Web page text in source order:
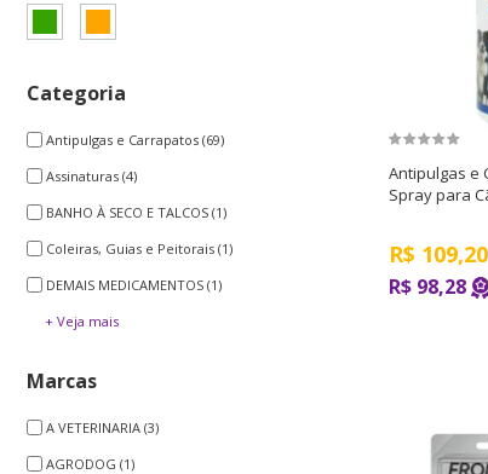
Categoria
Antipulgas e Carrapatos (69)
Assinaturas (4)
BANHO À SECO E TALCOS (1)
Coleiras, Guias e Peitorais (1)
DEMAIS MEDICAMENTOS (1)
+ Veja mais
Marcas
A VETERINARIA (3)
AGRODOG (1)
Antipulgas e
Spray para
R$ 109,20
R$ 98,28